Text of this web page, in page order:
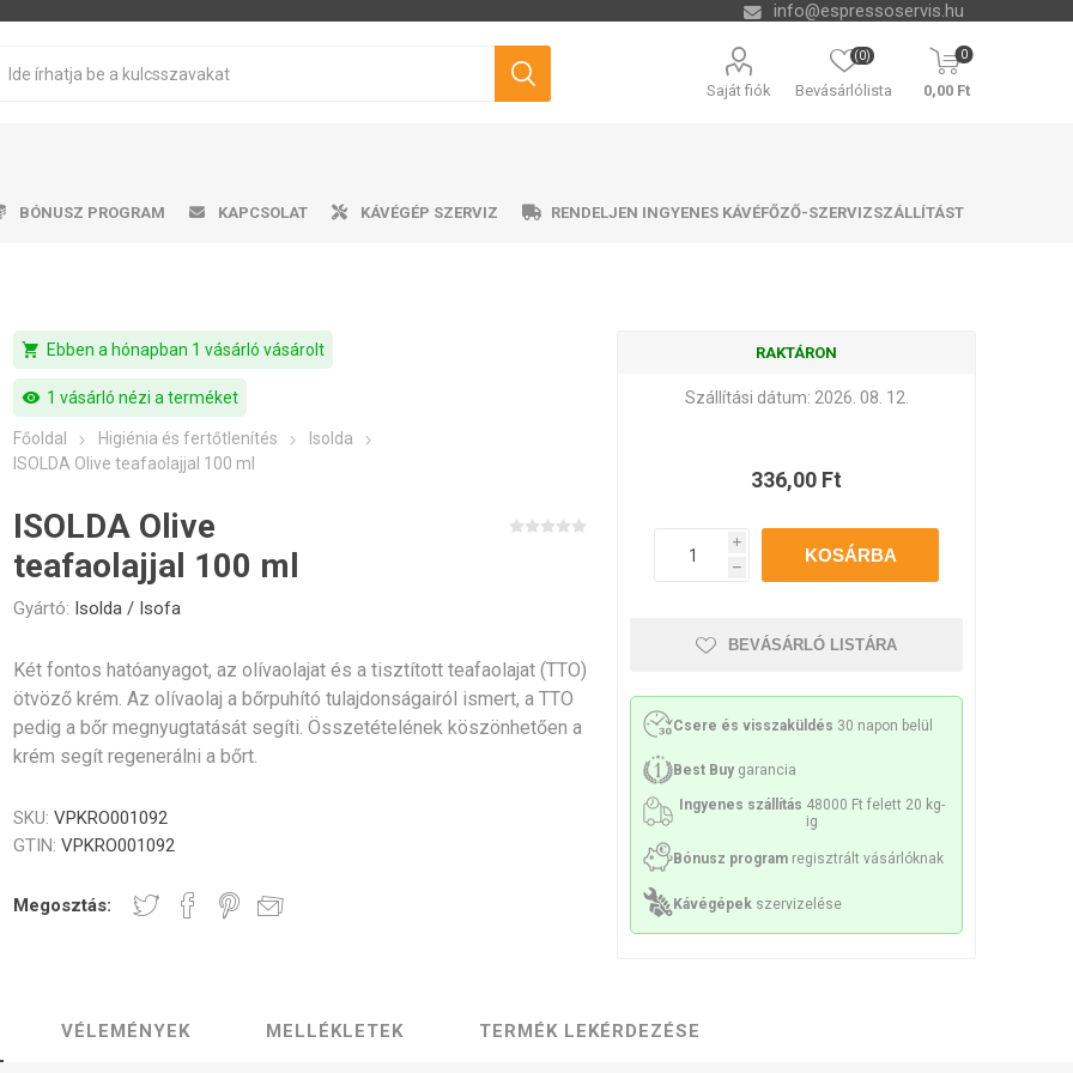
info@espressoservis.hu
Saját fiók Bevásárlólista
(0) 0
0,00 Ft
pörkölt kávé Márkás kávé
kávéfőzők Karos kávéfőzők
Hűtőszekrény
Tejhabosító
és poharak Kávéscsészék
Víztartályok Tejhabosító
számára
alkatrészek Vezérlőgombok Kenőanyag
Elektronika Fűtőelemek és spirálok
Csavarok és konzolok Érzékelők és biztosítékok
professional Tisztítószerek
Cukrok Ajándéktárgyak
Philips Saeco Melitta Cleamen
Gastro
Professional
Jura Lamart
BÓNUSZ PROGRAM KAPCSOLAT KÁVÉGÉP SZERVIZ RENDELJEN INGYENES KÁVÉFŐZŐ-SZERVIZSZÁLLÍTÁST
shopping_cart Ebben a hónapban 1 vásárló vásárolt
visibility 1 vásárló nézi a terméket
Főoldal Higiénia és fertőtlenítés
Isolda
ISOLDA Olive teafaolajjal 100 ml
ISOLDA Olive
teafaolajjal 100 ml
Gyártó: Isolda / Isofa
Két fontos hatóanyagot, az olívaolajat és a tisztított teafaolajat (TTO)
ötvöző krém. Az olívaolaj a bőrpuhító tulajdonságairól ismert, a TTO
pedig a bőr megnyugtatását segíti. Összetételének köszönhetően a
krém segít regenerálni a bőrt.
SKU: VPKRO001092
GTIN: VPKRO001092
Megosztás:
RAKTÁRON
Szállítási dátum: 2026. 08. 12.
336,00 Ft
i
h
BEVÁSÁRLÓ LISTÁRA
Csere és visszaküldés 30 napon belül
Best Buy garancia
Ingyenes szállítás 48000 Ft felett 20 kg-
ig
Bónusz program regisztrált vásárlóknak
Kávégépek szervizelése
VÉLEMÉNYEK MELLÉKLETEK TERMÉK LEKÉRDEZÉSE